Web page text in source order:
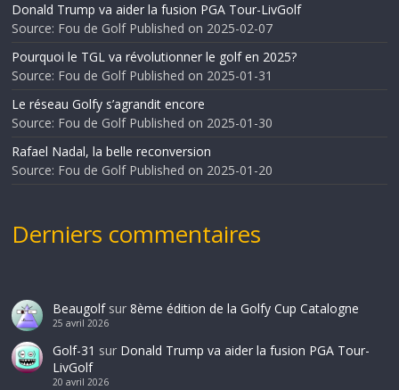
Donald Trump va aider la fusion PGA Tour-LivGolf
Source: Fou de Golf Published on 2025-02-07
Pourquoi le TGL va révolutionner le golf en 2025?
Source: Fou de Golf Published on 2025-01-31
Le réseau Golfy s’agrandit encore
Source: Fou de Golf Published on 2025-01-30
Rafael Nadal, la belle reconversion
Source: Fou de Golf Published on 2025-01-20
Derniers commentaires
Beaugolfsur 8ème édition de la Golfy Cup Catalogne
25 avril 2026
Golf-31 sur Donald Trump va aider la fusion PGA Tour-
LivGolf
20 avril 2026